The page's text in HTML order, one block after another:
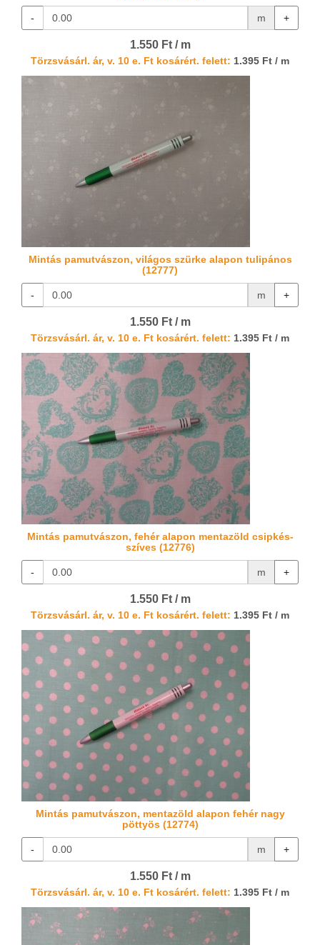
- m +
1.550 Ft / m
Törzsvásárl. ár, v. 10 e. Ft kosárért. felett: 1.395 Ft / m
Mintás pamutvászon, világos szürke alapon tulipános
(12777)
- m +
1.550 Ft / m
Törzsvásárl. ár, v. 10 e. Ft kosárért. felett: 1.395 Ft / m
Mintás pamutvászon, fehér alapon mentazöld csipkés-
szíves (12776)
- m +
1.550 Ft / m
Törzsvásárl. ár, v. 10 e. Ft kosárért. felett: 1.395 Ft / m
Mintás pamutvászon, mentazöld alapon fehér nagy
pöttyös (12774)
- m +
1.550 Ft / m
Törzsvásárl. ár, v. 10 e. Ft kosárért. felett: 1.395 Ft / m